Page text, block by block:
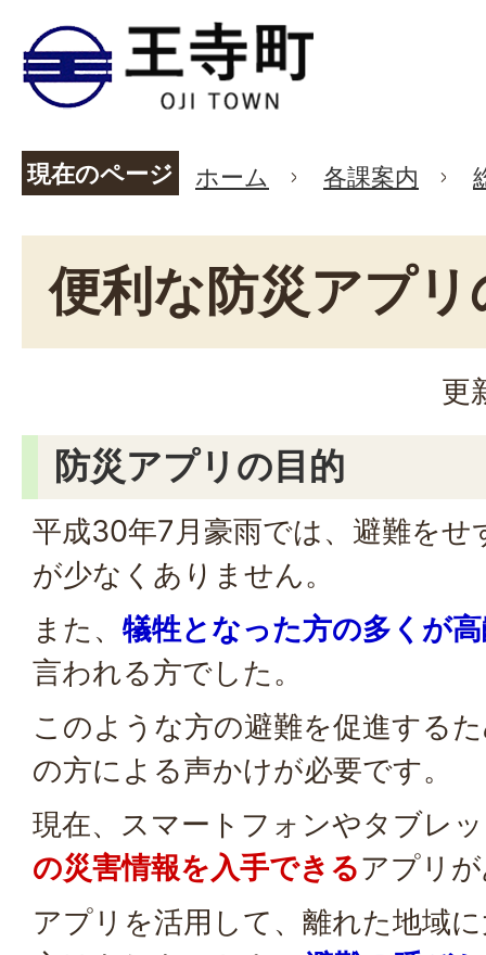
現在のページ ホーム 各課案内
便利な防災アプ
更
防災アプリの目的
平成30年7月豪雨では、避難をせ
が少なくありません。
また、 犠牲となった方の多くが
言われる方でした。
このような方の避難を促進する
の方による声かけが必要です。
現在、スマートフォンやタブレ
の災害情報を入手できるアプリ
アプリを活用して、離れた地域